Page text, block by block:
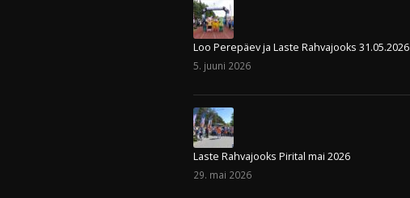
Loo Perepäev ja Laste Rahvajooks 31.05.2026
5. juuni 2026
Laste Rahvajooks Pirital mai 2026
29. mai 2026